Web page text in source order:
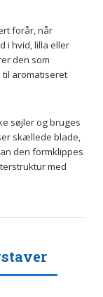
forår, når
i hvid, lilla eller
den som
aromatiseret
søjler og bruges
skællede blade,
den formklippes
med